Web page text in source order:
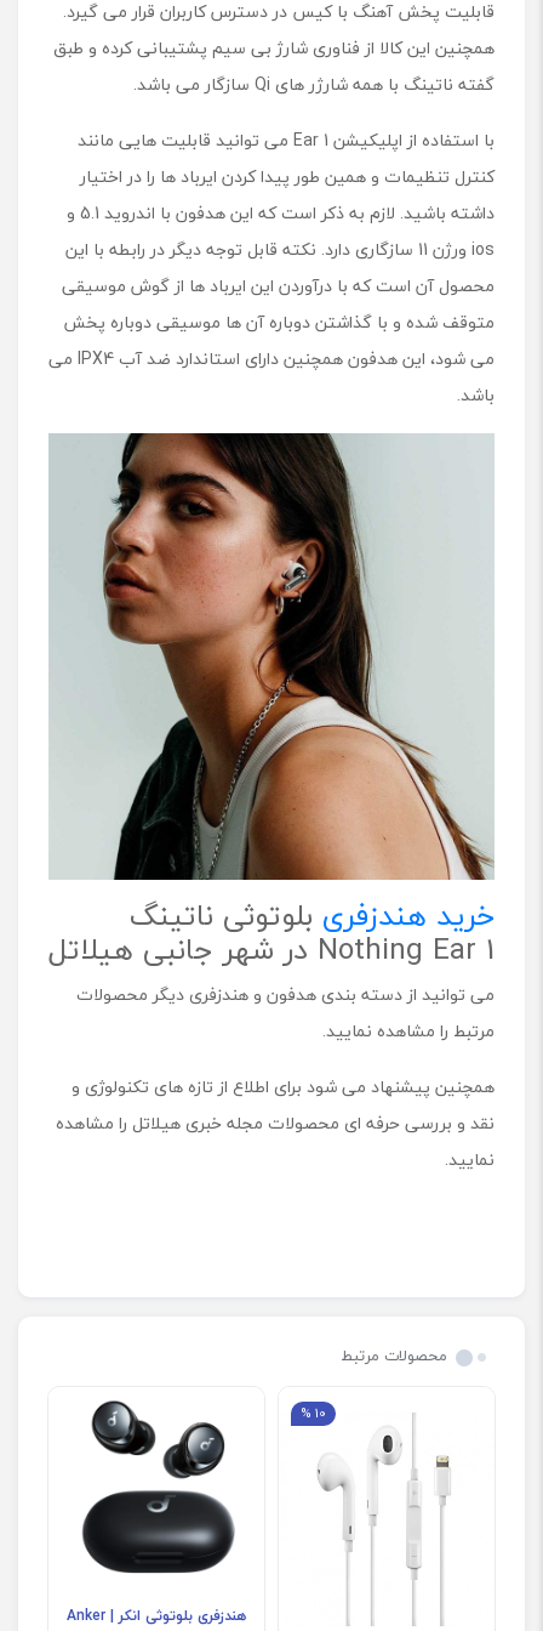
قابلیت پخش آهنگ با کیس در دسترس کاربران قرار می گیرد.
همچنین این کالا از فناوری شارژ بی سیم پشتیبانی کرده و طبق
گفته ناتینگ با همه شارژر های Qi سازگار می باشد.
با استفاده از اپلیکیشن Ear 1 می توانید قابلیت هایی مانند
کنترل تنظیمات و همین طور پیدا کردن ایرباد ها را در اختیار
داشته باشید. لازم به ذکر است که این هدفون با اندروید 5.1 و
ios ورژن 11 سازگاری دارد. نکته قابل توجه دیگر در رابطه با این
محصول آن است که با درآوردن این ایرباد ها از گوش موسیقی
متوقف شده و با گذاشتن دوباره آن ها موسیقی دوباره پخش
می شود، این هدفون همچنین دارای استاندارد ضد آب IPX4 می
باشد.
خرید هندزفری بلوتوثی ناتینگ
Nothing Ear 1 در شهر جانبی هیلاتل
می توانید از دسته بندی هدفون و هندزفری دیگر محصولات
مرتبط را مشاهده نمایید.
همچنین پیشنهاد می شود برای اطلاع از تازه های تکنولوژی و
نقد و بررسی حرفه ای محصولات مجله خبری هیلاتل را مشاهده
نمایید.
محصولات مرتبط
10 %
هندزفری بلوتوثی انکر | Anker